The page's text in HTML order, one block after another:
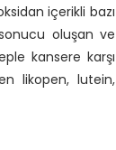
içerikli bazı
oluşan ve
kansere karşı
likopen, lutein,